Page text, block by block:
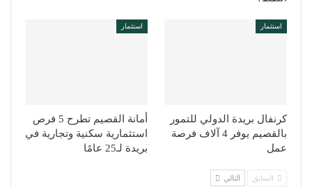
استثمار
كرنفال بريدة الدولي للتمور
بالقصيم يوفر 4 آلاف فرصة
عمل
استثمار
أمانة القصيم تطرح 5 فرص
استثمارية سكنية وتجارية في
بريدة لـ25 عامًا
السابق التالي